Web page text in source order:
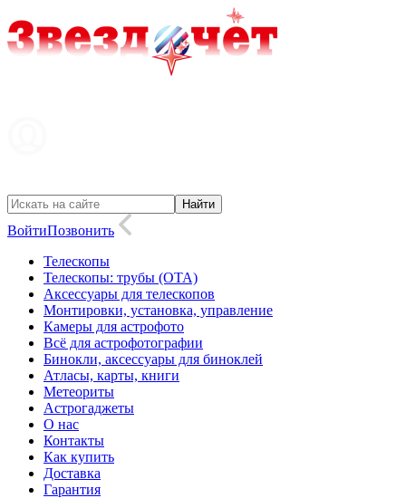
ВойтиПозвонить
Телескопы
Телескопы: трубы (OTA)
Аксессуары для телескопов
Монтировки, установка, управление
Камеры для астрофото
Всё для астрофотографии
Бинокли, аксессуары для биноклей
Атласы, карты, книги
Метеориты
Астрогаджеты
О нас
Контакты
Как купить
Доставка
Гарантия